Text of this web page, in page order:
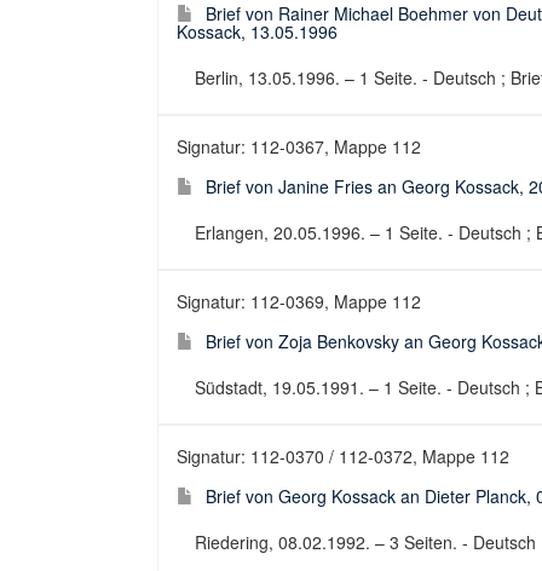
Brief von Rainer Michael Boehmer von
Kossack, 13.05.1996
Berlin, 13.05.1996. – 1 Seite. - Deutsch ;
Signatur: 112-0367, Mappe 112
Brief von Janine Fries an Georg Kossack,
Erlangen, 20.05.1996. – 1 Seite. - Deutsch ;
Signatur: 112-0369, Mappe 112
Brief von Zoja Benkovsky an Georg
Südstadt, 19.05.1991. – 1 Seite. - Deutsch ;
Signatur: 112-0370 / 112-0372, Mappe 112
Brief von Georg Kossack an Dieter Planck,
Riedering, 08.02.1992. – 3 Seiten. -